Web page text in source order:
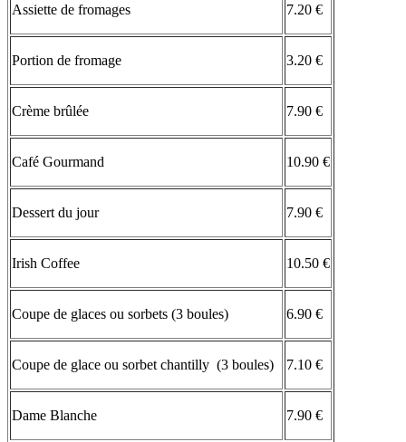
Assiette de fromages 7.20 €
Portion de fromage 3.20 €
Crème brûlée 7.90 €
Café Gourmand 10.90 €
Dessert du jour 7.90 €
Irish Coffee 10.50 €
Coupe de glaces ou sorbets (3 boules) 6.90 €
Coupe de glace ou sorbet chantilly (3 boules) 7.10 €
Dame Blanche 7.90 €